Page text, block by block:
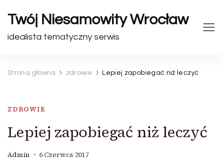
Twój Niesamowity Wrocław
idealista tematyczny serwis
Strona główna zdrowie Lepiej zapobiegać niż leczyć
ZDROWIE
Lepiej zapobiegać niż leczyć
Admin 6 Czerwca 2017